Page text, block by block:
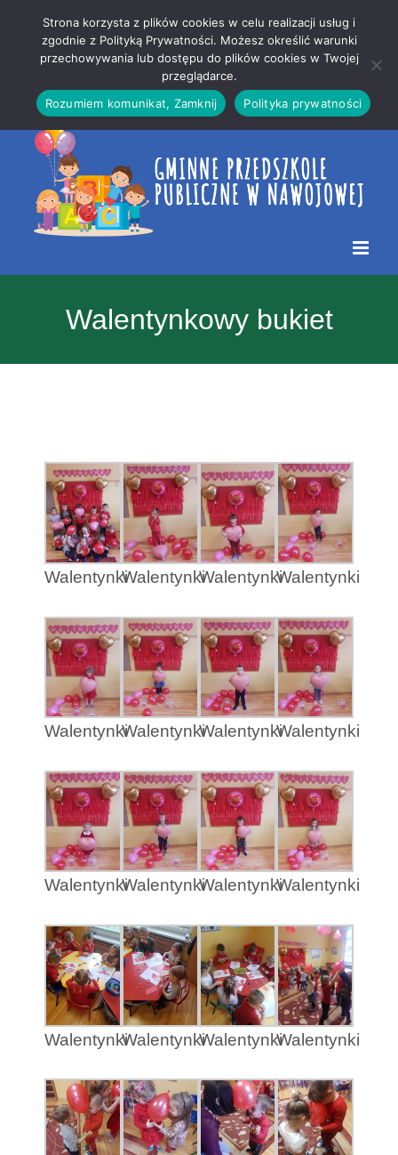
treści
strony
Walentynkowy bukiet
WalentynkiWalentynkiWalentynkiWalentynki
WalentynkiWalentynkiWalentynkiWalentynki
WalentynkiWalentynkiWalentynkiWalentynki
WalentynkiWalentynkiWalentynkiWalentynki
Strona korzysta z plików cookies w celu realizacji usług i
zgodnie z Polityką Prywatności. Możesz określić warunki
przechowywania lub dostępu do plików cookies w Twojej
przeglądarce.
Rozumiem komunikat, Zamknij
Polityka prywatności